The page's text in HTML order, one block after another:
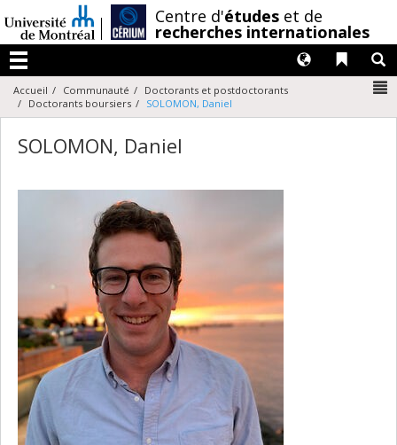
au
contenu
Centre d'études et de
recherches internationales
Menu
Liens
Langues
Accueil Communauté
Doctorants et postdoctorants
Doctorants boursiers
SOLOMON, Daniel
SOLOMON, Daniel